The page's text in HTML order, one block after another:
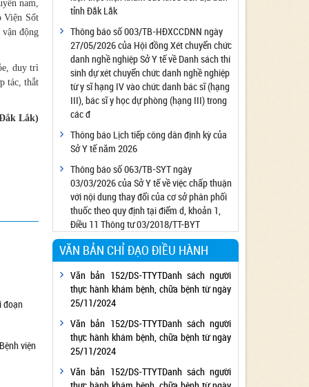
nam,
Viện Sốt
động
duy trì
tác, thắt
Lắk)
đoạn
viện
Công bố đủ điều kiện cung cấp dịch vụ diệt
côn trùng, diệt khuẩn bằng chế phẩm
Công bố cơ sở đủ điều kiện quan trắc môi
trường lao động
Công bố hồ sơ về trang thiết bị y tế
Công bố cơ sở đủ điều kiện tiêm chủng
Cơ sở Massage đủ điều kiện hoạt động
Cơ sở thẩm mỹ đủ điều kiện hoạt động
tỉnh Đắk Lắk
Thông báo số 003/TB-HĐXCCDNN ngày
27/05/2026 của Hội đồng Xét chuyển chức
danh nghề nghiệp Sở Y tế về Danh sách thí
sinh dự xét chuyển chức danh nghề nghiệp
từ y sĩ hạng IV vào chức danh bác sĩ (hạng
III), bác sĩ y học dự phòng (hạng III) trong
các đ
Thông báo Lịch tiếp công dân định kỳ của
Sở Y tế năm 2026
Thông báo số 063/TB-SYT ngày
03/03/2026 của Sở Y tế về việc chấp thuận
với nội dung thay đổi của cơ sở phân phối
thuốc theo quy định tại điểm d, khoản 1,
Điều 11 Thông tư 03/2018/TT-BYT
VĂN BẢN CHỈ ĐẠO ĐIỀU HÀNH
Văn bản 152/DS-TTYTDanh sách người
thực hành khám bệnh, chữa bệnh từ ngày
25/11/2024
Văn bản 152/DS-TTYTDanh sách người
thực hành khám bệnh, chữa bệnh từ ngày
25/11/2024
Văn bản 152/DS-TTYTDanh sách người